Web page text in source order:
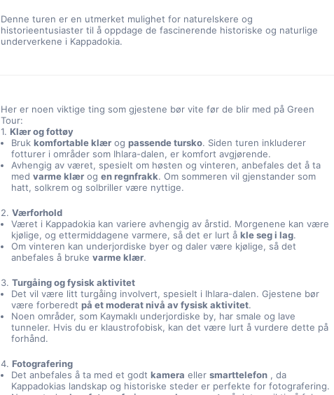
Denne turen er en utmerket mulighet for naturelskere og
historieentusiaster til å oppdage de fascinerende historiske og naturlige
underverkene i Kappadokia.
Her er noen viktige ting som gjestene bør vite før de blir med på Green
Tour:
1.Klær og fottøy
Brukkomfortable klær ogpassende tursko. Siden turen inkluderer
fotturer i områder som Ihlara-dalen, er komfort avgjørende.
Avhengig av været, spesielt om høsten og vinteren, anbefales det å ta
medvarme klær ogen regnfrakk. Om sommeren vil gjenstander som
hatt, solkrem og solbriller være nyttige.
2.Værforhold
Været i Kappadokia kan variere avhengig av årstid. Morgenene kan være
kjølige, og ettermiddagene varmere, så det er lurt åkle seg i lag.
Om vinteren kan underjordiske byer og daler være kjølige, så det
anbefales å brukevarme klær.
3.Turgåing og fysisk aktivitet
Det vil være litt turgåing involvert, spesielt i Ihlara-dalen. Gjestene bør
være forberedtpå et moderat nivå av fysisk aktivitet.
Noen områder, som Kaymaklı underjordiske by, har smale og lave
tunneler. Hvis du er klaustrofobisk, kan det være lurt å vurdere dette på
forhånd.
4.Fotografering
Det anbefales å ta med et godtkamera ellersmarttelefon , da
Kappadokias landskap og historiske steder er perfekte for fotografering.